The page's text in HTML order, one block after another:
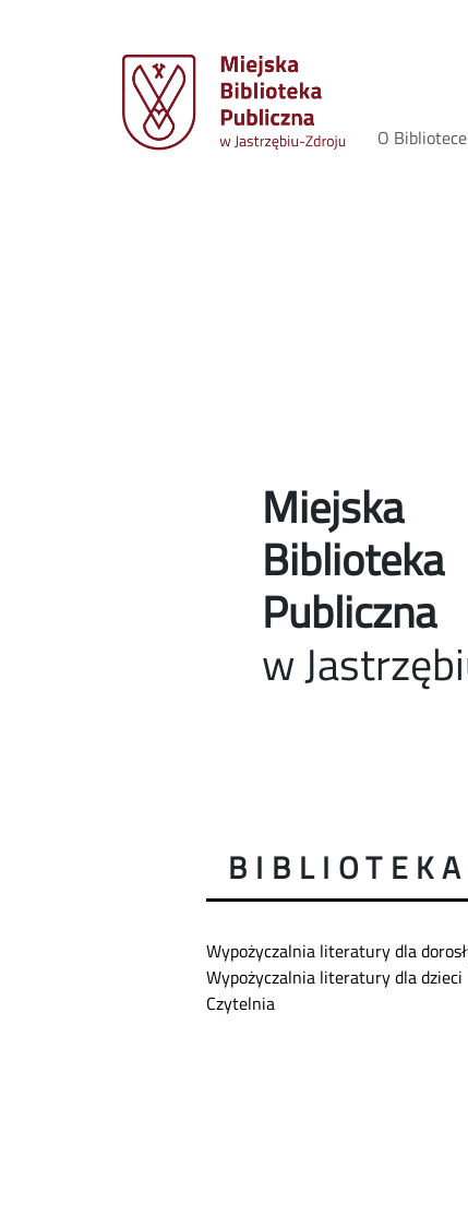
O Bibliotece
Miejska
Biblioteka
Publiczna
w
Wypożyczalnia literatury dla
Wypożyczalnia literatury dla dzieci
Czytelnia